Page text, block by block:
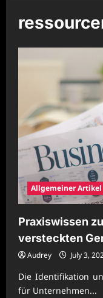
Allgemeiner Artikel
Praxiswissen
versteckten
Audrey July 3,
Die Identifikation
für Unternehmen...